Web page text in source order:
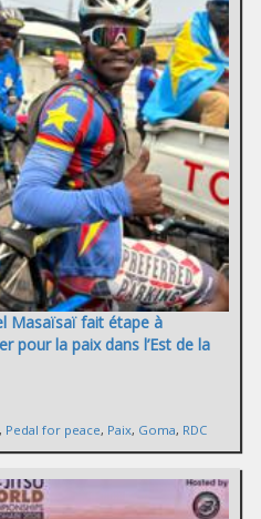
Masaïsaï fait étape à
pour la paix dans l’Est de la
, Pedal for peace, Paix, Goma, RDC